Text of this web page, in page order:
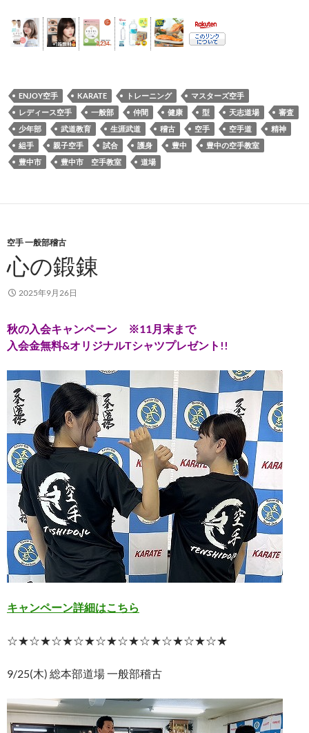
ENJOY空手 KARATE トレーニング
マスターズ空手
レディース空手
一般部 仲間 健康 型 天志道場
審査
少年部
武道教育 生涯武道 稽古 空手 空手道
精神
組手
親子空手 試合 護身 豊中
豊中の空手教室
豊中市
豊中市 空手教室 道場
空手 一般部稽古
心の鍛錬
2025年9月26日
秋の入会キャンペーン ※11月末まで
入会金無料&オリジナルTシャツプレゼント!!
キャンペーン詳細はこちら
☆★☆★☆★☆★☆★☆★☆★☆★☆★☆★
9/25(木) 総本部道場 一般部稽古